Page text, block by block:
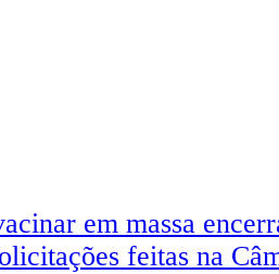
em massa
feitas na